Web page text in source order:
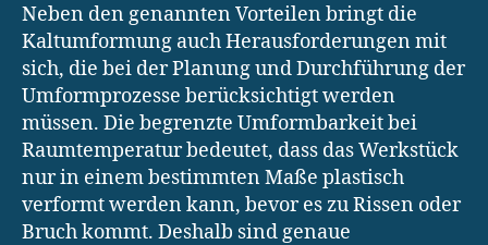
Neben den genannten Vorteilen bringt die
Kaltumformung auch Herausforderungen mit
sich, die bei der Planung und Durchführung der
Umformprozesse berücksichtigt werden
müssen. Die begrenzte Umformbarkeit bei
Raumtemperatur bedeutet, dass das Werkstück
nur in einem bestimmten Maße plastisch
verformt werden kann, bevor es zu Rissen oder
Bruch kommt. Deshalb sind genaue